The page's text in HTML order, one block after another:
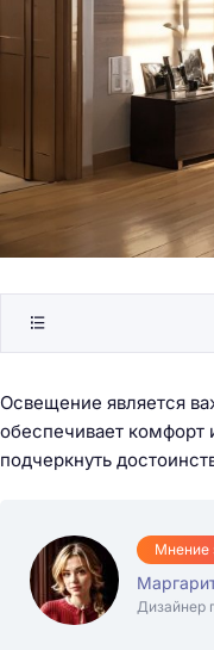
Освещение является
обеспечивает комфорт
подчеркнуть
Мнение
Дизайнер